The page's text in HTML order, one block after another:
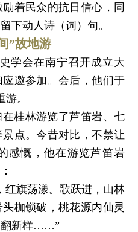
着民众的抗日信心，同
下动人诗（词）句。
”故地游
学会在南宁召开成立大
邀参加。会后，他们于
。
桂林游览了芦笛岩、七
点。今昔对比，不禁让
感慨，他在游览芦笛岩
红旗荡漾。歌跃进，山林
枷锁破，桃花源内仙灵
翻新样……”